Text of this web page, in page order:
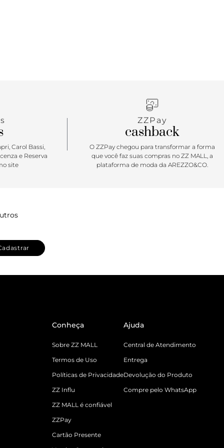
Carol Bassi,
e Reserva
site
ZZPay
cashback
O ZZPay chegou para transformar a forma
que você faz suas compras no ZZ MALL, a
plataforma de moda da AREZZO&CO.
Conheça
Sobre ZZ MALL
Termos de Uso
Políticas de Privacidade
ZZ Influ
ZZ MALL é confiável
ZZPay
Cartão Presente
Ajuda
Central de Atendimento
Entrega
Devolução do Produto
Compre pelo WhatsApp